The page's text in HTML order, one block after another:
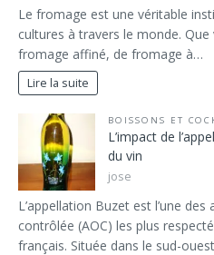
Le fromage est une véritable
cultures à travers le monde.
fromage affiné, de fromage à…
Lire la suite
BOISSONS ET
L’impact de
du vin
jose
L’appellation Buzet est l’une des
contrôlée (AOC) les plus
français. Située dans le sud-